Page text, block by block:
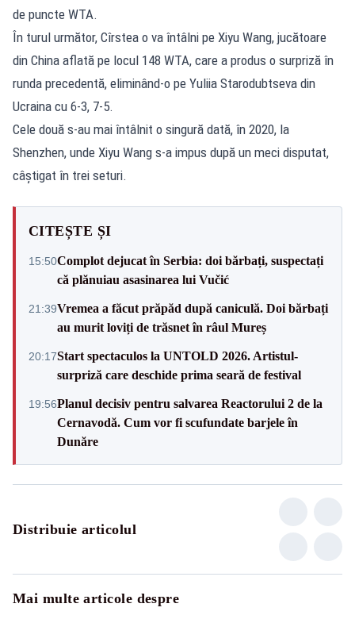
de puncte WTA.
În turul următor, Cîrstea o va întâlni pe Xiyu Wang, jucătoare
din China aflată pe locul 148 WTA, care a produs o surpriză în
runda precedentă, eliminând-o pe Yuliia Starodubtseva din
Ucraina cu 6-3, 7-5.
Cele două s-au mai întâlnit o singură dată, în 2020, la
Shenzhen, unde Xiyu Wang s-a impus după un meci disputat,
câştigat în trei seturi.
CITEȘTE ȘI
15:50Complot dejucat în Serbia: doi bărbați, suspectați
că plănuiau asasinarea lui Vučić
21:39Vremea a făcut prăpăd după caniculă. Doi bărbați
au murit loviți de trăsnet în râul Mureș
20:17Start spectaculos la UNTOLD 2026. Artistul-
surpriză care deschide prima seară de festival
19:56Planul decisiv pentru salvarea Reactorului 2 de la
Cernavodă. Cum vor fi scufundate barjele în
Dunăre
Distribuie articolul
Mai multe articole despre